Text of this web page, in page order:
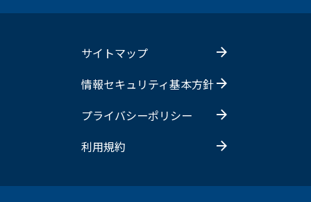
サイトマップ
情報セキュリティ基本方針
プライバシーポリシー
利用規約